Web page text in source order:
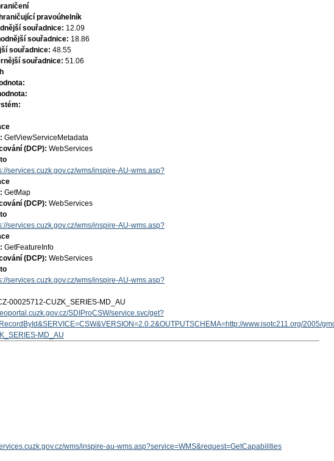
pravoúhelník
souřadnice: 12.09
souřadnice: 18.86
souřadnice: 48.55
souřadnice: 51.06
GetViewServiceMetadata
(DCP): WebServices
services.cuzk.gov.cz/wms/inspire-AU-wms.asp?
GetMap
(DCP): WebServices
services.cuzk.gov.cz/wms/inspire-AU-wms.asp?
GetFeatureInfo
(DCP): WebServices
services.cuzk.gov.cz/wms/inspire-AU-wms.asp?
00025712-CUZK_SERIES-MD_AU
SDIProCSW/service.svc/get?
www.isotc211.org/2005/
MD_AU
wms/inspire-au-wms.asp?service=WMS&request=GetCapabilities